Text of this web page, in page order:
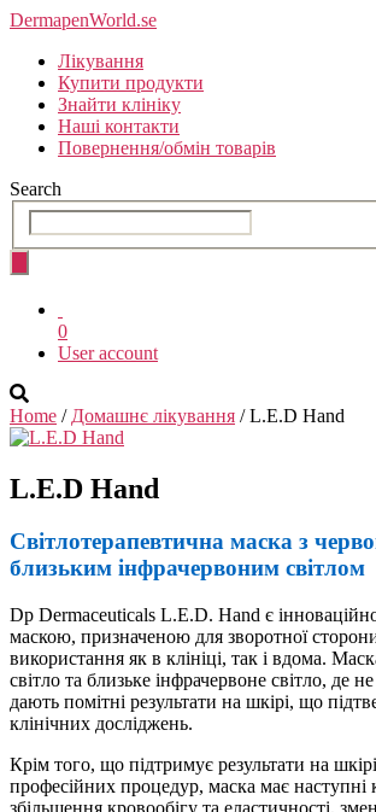
Skip
content
DermapenWorld.se
Лікування
Купити продукти
Знайти клініку
Наші контакти
Повернення/обмін товарів
Search
0
User account
Home / Домашнє лікування / L.E.D Hand
L.E.D Hand
Світлотерапевтична маска з
близьким інфрачервоним світлом
Dp Dermaceuticals L.E.D. Hand є
маскою, призначеною для зворотної
використання як в клініці, так і вдома.
світло та близьке інфрачервоне світло, де
дають помітні результати на шкірі, що
клінічних досліджень.
Крім того, що підтримує результати на
професійних процедур, маска має наступні